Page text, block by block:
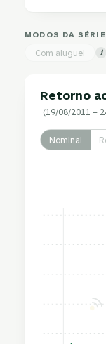
MODOS DA SÉRIE
Com aluguel i
Retorno
(19/08/2011 –
Nominal